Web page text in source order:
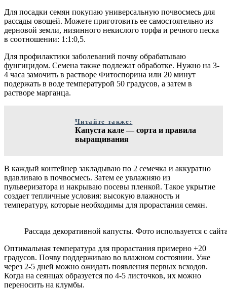
Для посадки семян покупаю универсальную почвосмесь для
рассады овощей. Можете приготовить ее самостоятельно из
дерновой земли, низинного некислого торфа и речного песка
в соотношении: 1:1:0,5.
Для профилактики заболеваний почву обрабатываю
фунгицидом. Семена также подлежат обработке. Нужно на 3-
4 часа замочить в растворе Фитоспорина или 20 минут
подержать в воде температурой 50 градусов, а затем в
растворе марганца.
Читайте также:
Капуста кале — сорта и правила
выращивания
В каждый контейнер закладываю по 2 семечка и аккуратно
вдавливаю в почвосмесь. Затем ее увлажняю из
пульверизатора и накрываю посевы пленкой. Такое укрытие
создает тепличные условия: высокую влажность и
температуру, которые необходимы для прорастания семян.
Рассада декоративной капусты. Фото используется с
Оптимальная температура для прорастания примерно +20
градусов. Почву поддерживаю во влажном состоянии. Уже
через 2-5 дней можно ожидать появления первых всходов.
Когда на сеянцах образуется по 4-5 листочков, их можно
переносить на клумбы.